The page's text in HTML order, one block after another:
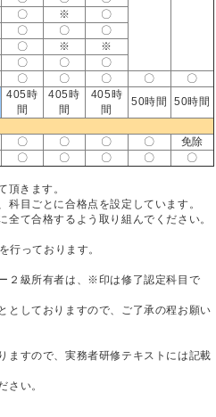
〇 ※
〇
〇 〇
〇
〇 ※
※
〇 〇
〇
〇 〇 〇 〇
〇
405時
間
405時
間
405時
間
50時間
50時間
〇 〇 〇 〇
免除
〇 〇 〇 〇
〇
頂きます。
目ごとに合格点を設定しています。
て合格するよう取り組んでください。
行っております。
２級所有者は、※印は修了認定科目で
としておりますので、ご了承の程お願い
ますので、実務者研修テキストには記載
さい。